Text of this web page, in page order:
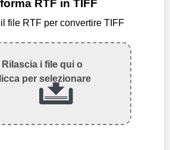
RTF in TIFF
file RTF per convertire TIFF
Rilascia i file qui o
per selezionare